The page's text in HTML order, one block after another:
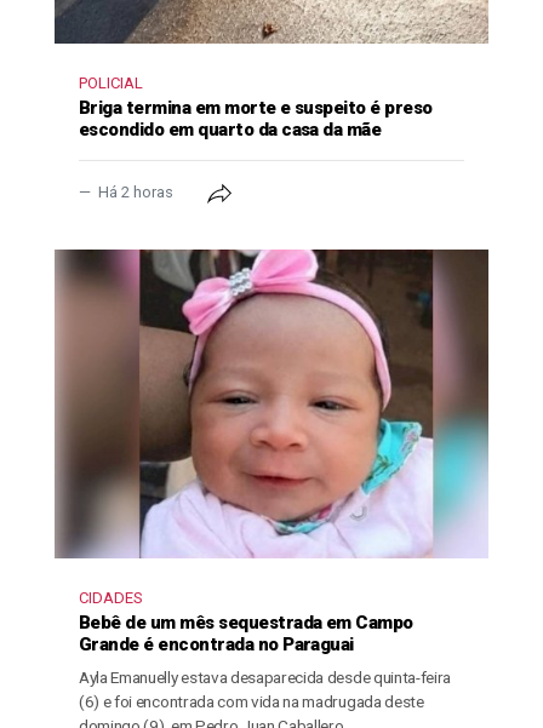
POLICIAL
Briga termina em morte e suspeito é preso
escondido em quarto da casa da mãe
Há 2 horas
CIDADES
Bebê de um mês sequestrada em Campo
Grande é encontrada no Paraguai
Ayla Emanuelly estava desaparecida desde quinta-feira
(6) e foi encontrada com vida na madrugada deste